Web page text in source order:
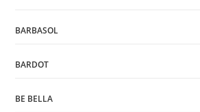
BARBASOL
BARDOT
BE BELLA